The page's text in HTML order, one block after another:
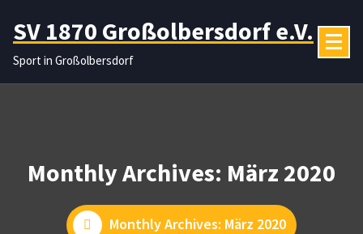
Inhalt
springen
SV 1870 Großolbersdorf e.V.
Sport in Großolbersdorf
Monthly Archives: März 2020
Monthly Archives: März 2020